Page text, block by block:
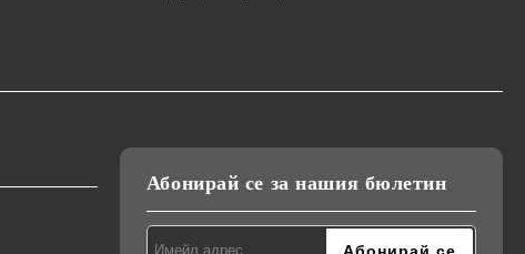
Абонирай се за нашия бюлетин